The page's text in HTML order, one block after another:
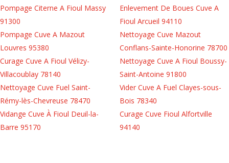
Pompage Citerne A Fioul Massy
91300
Pompage Cuve A Mazout
Louvres 95380
Curage Cuve A Fioul Vélizy-
Villacoublay 78140
Nettoyage Cuve Fuel Saint-
Rémy-lès-Chevreuse 78470
Vidange Cuve À Fioul Deuil-la-
Barre 95170
Enlevement De Boues Cuve A
Fioul Arcueil 94110
Nettoyage Cuve Mazout
Conflans-Sainte-Honorine 78700
Nettoyage Cuve A Fioul Boussy-
Saint-Antoine 91800
Vider Cuve A Fuel Clayes-sous-
Bois 78340
Curage Cuve Fioul Alfortville
94140